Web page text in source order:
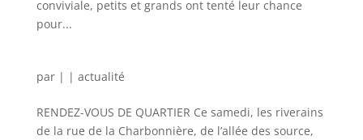
conviviale, petits et grands ont tenté leur chance
pour...
par | | actualité
RENDEZ-VOUS DE QUARTIER Ce samedi, les riverains
de la rue de la Charbonnière, de l’allée des source,